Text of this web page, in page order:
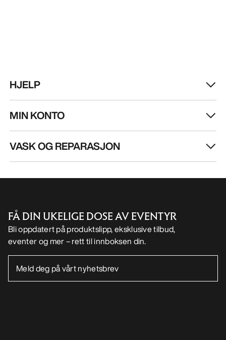
HJELP
MIN KONTO
VASK OG REPARASJON
FÅ DIN UKELIGE DOSE AV EVENTYR
Bli oppdatert på produktslipp, eksklusive tilbud,
eventer og mer – rett til innboksen din.